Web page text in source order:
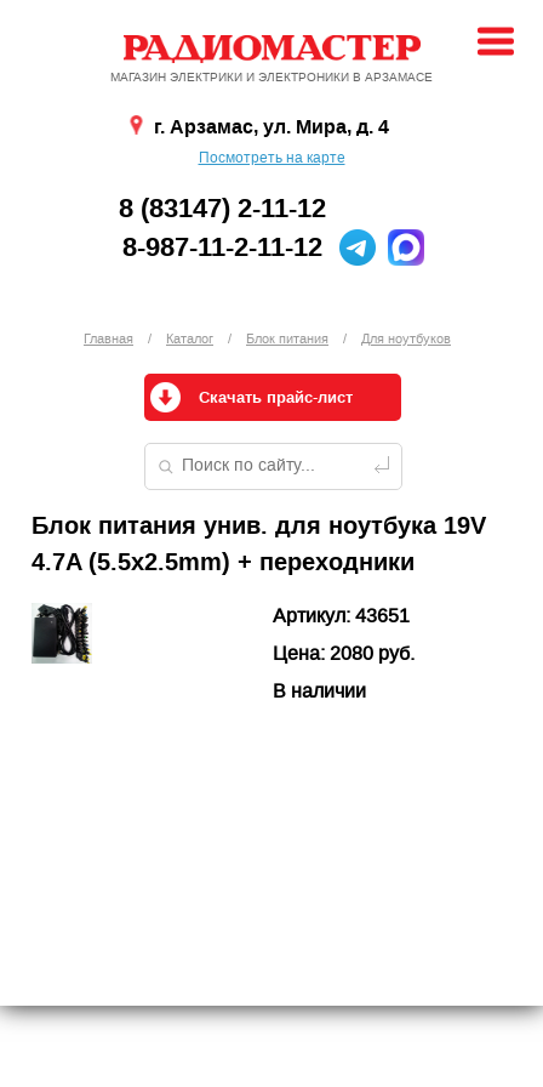
МАГАЗИН ЭЛЕКТРИКИ И ЭЛЕКТРОНИКИ В АРЗАМАСЕ
г. Арзамас, ул. Мира, д. 4
Посмотреть на карте
8 (83147) 2-11-12
8-987-11-2-11-12
Главная / Каталог / Блок питания / Для ноутбуков
Скачать прайс-лист
Блок питания унив. для ноутбука 19V
4.7A (5.5х2.5mm) + переходники
Артикул: 43651
Цена: 2080 руб.
В наличии